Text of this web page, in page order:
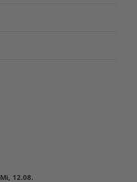
Mi, 12.08.